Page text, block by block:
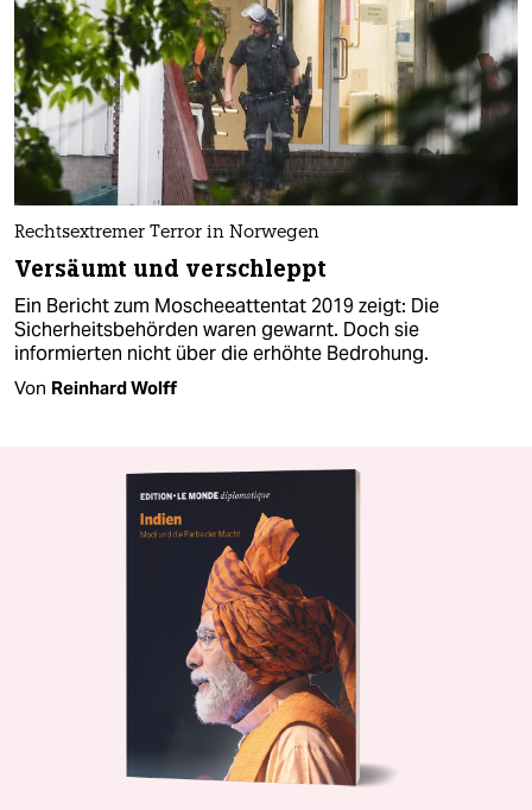
Rechtsextremer Terror in Norwegen
Versäumt und verschleppt
Ein Bericht zum Moscheeattentat 2019 zeigt: Die
Sicherheitsbehörden waren gewarnt. Doch sie
informierten nicht über die erhöhte Bedrohung.
Von Reinhard Wolff